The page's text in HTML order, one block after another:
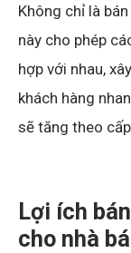
Không chỉ là
này cho phép
hợp với nhau,
khách hàng
sẽ tăng theo
Lợi ích
cho nhà